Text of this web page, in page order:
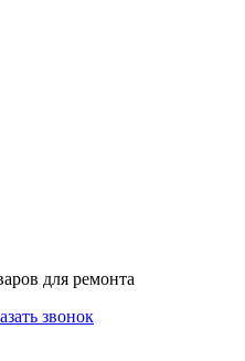
для ремонта
звонок